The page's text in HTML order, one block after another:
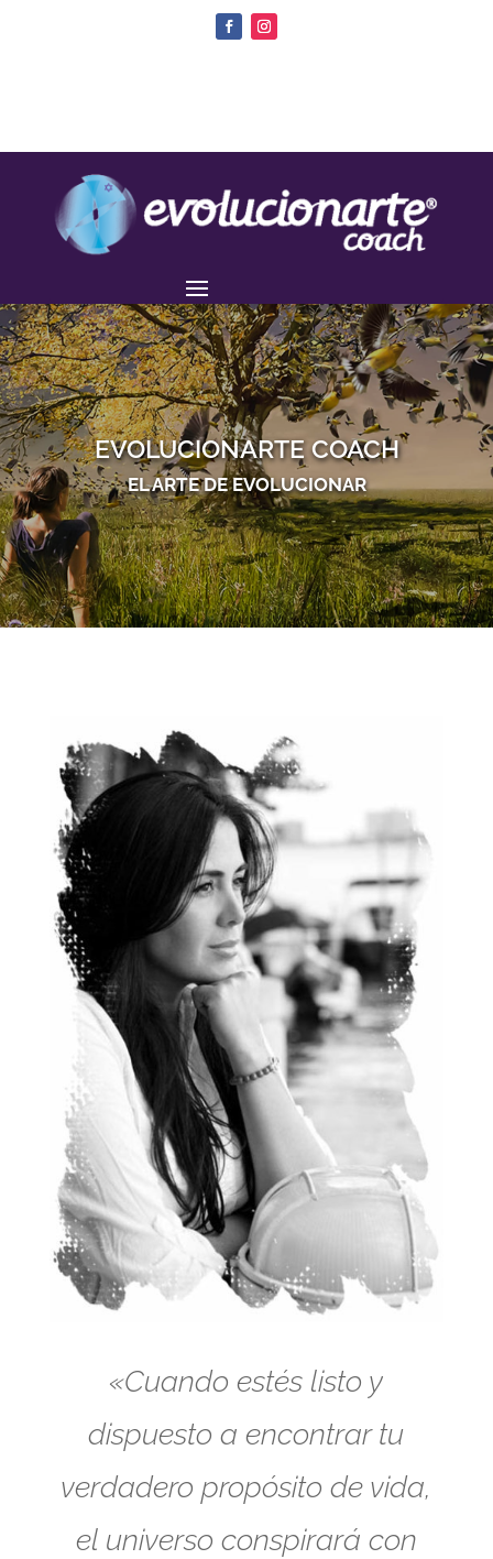
EVOLUCIONARTE COACH
EL ARTE DE EVOLUCIONAR
«Cuando estés listo y
dispuesto a encontrar tu
verdadero propósito de vida,
el universo conspirará con